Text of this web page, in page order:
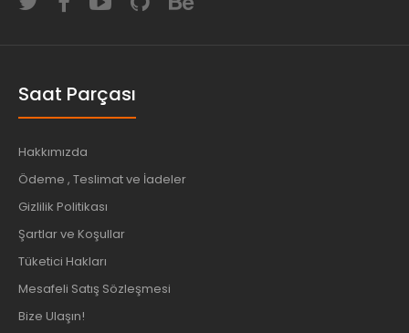
Saat Parçası
Hakkımızda
Ödeme , Teslimat ve İadeler
Gizlilik Politikası
Şartlar ve Koşullar
Tüketici Hakları
Mesafeli Satış Sözleşmesi
Bize Ulaşın!